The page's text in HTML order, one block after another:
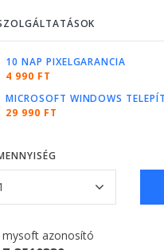
10 NAP PIXELGARANCIA
4 990 FT
MICROSOFT WINDOWS
29 990 FT
mysoft azonosító